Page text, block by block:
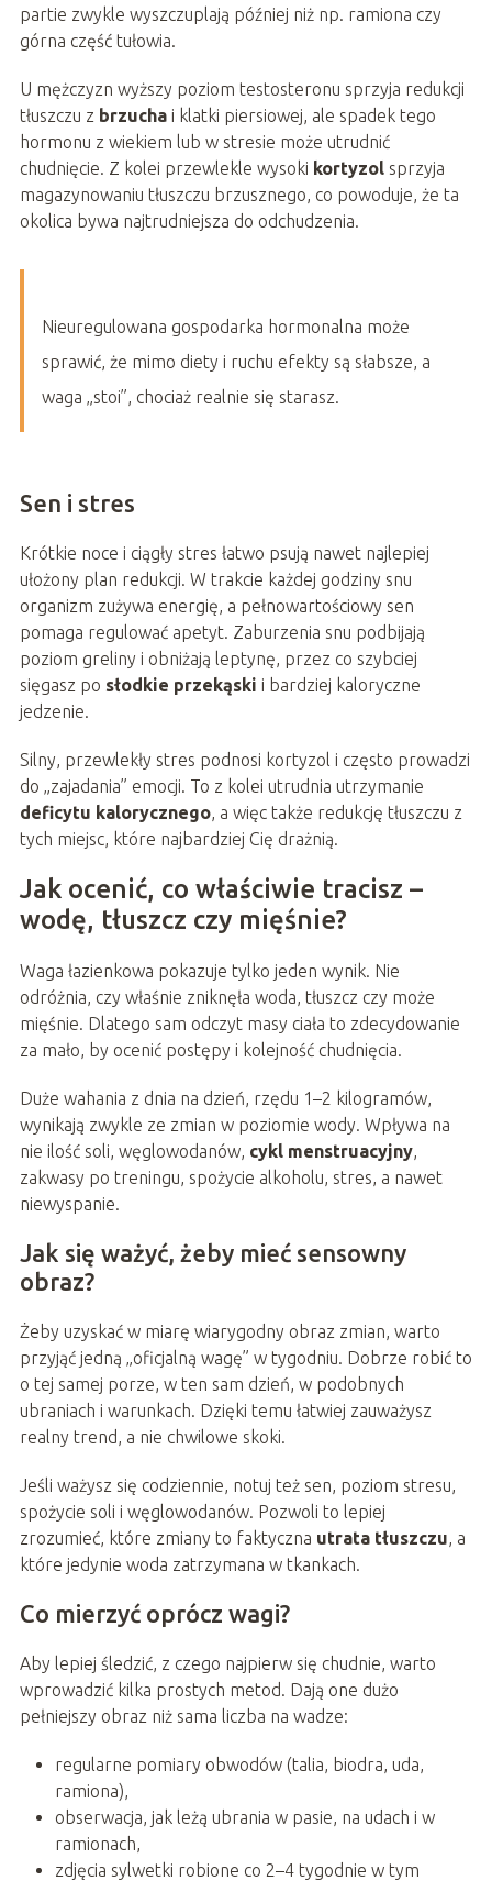
partie zwykle wyszczuplają później niż np. ramiona czy
górna część tułowia.
U mężczyzn wyższy poziom testosteronu sprzyja redukcji
tłuszczu z brzuchai klatki piersiowej, ale spadek tego
hormonu z wiekiem lub w stresie może utrudnić
chudnięcie. Z kolei przewlekle wysoki kortyzolsprzyja
magazynowaniu tłuszczu brzusznego, co powoduje, że ta
okolica bywa najtrudniejsza do odchudzenia.
Nieuregulowana gospodarka hormonalna może
sprawić, że mimo diety i ruchu efekty są słabsze, a
waga „stoi”, chociaż realnie się starasz.
Sen i stres
Krótkie noce i ciągły stres łatwo psują nawet najlepiej
ułożony plan redukcji. W trakcie każdej godziny snu
organizm zużywa energię, a pełnowartościowy sen
pomaga regulować apetyt. Zaburzenia snu podbijają
poziom greliny i obniżają leptynę, przez co szybciej
sięgasz po słodkie przekąski i bardziej kaloryczne
jedzenie.
Silny, przewlekły stres podnosi kortyzol i często prowadzi
do „zajadania” emocji. To z kolei utrudnia utrzymanie
deficytu kalorycznego, a więc także redukcję tłuszczu z
tych miejsc, które najbardziej Cię drażnią.
Jak ocenić, co właściwie tracisz –
wodę, tłuszcz czy mięśnie?
Waga łazienkowa pokazuje tylko jeden wynik. Nie
odróżnia, czy właśnie zniknęła woda, tłuszcz czy może
mięśnie. Dlatego sam odczyt masy ciała to zdecydowanie
za mało, by ocenić postępy i kolejność chudnięcia.
Duże wahania z dnia na dzień, rzędu 1–2 kilogramów,
wynikają zwykle ze zmian w poziomie wody. Wpływa na
nie ilość soli, węglowodanów, cykl menstruacyjny,
zakwasy po treningu, spożycie alkoholu, stres, a nawet
niewyspanie.
Jak się ważyć, żeby mieć sensowny
obraz?
Żeby uzyskać w miarę wiarygodny obraz zmian, warto
przyjąć jedną „oficjalną wagę” w tygodniu. Dobrze robić to
o tej samej porze, w ten sam dzień, w podobnych
ubraniach i warunkach. Dzięki temu łatwiej zauważysz
realny trend, a nie chwilowe skoki.
Jeśli ważysz się codziennie, notuj też sen, poziom stresu,
spożycie soli i węglowodanów. Pozwoli to lepiej
zrozumieć, które zmiany to faktyczna utrata tłuszczu, a
które jedynie woda zatrzymana w tkankach.
Co mierzyć oprócz wagi?
Aby lepiej śledzić, z czego najpierw się chudnie, warto
wprowadzić kilka prostych metod. Dają one dużo
pełniejszy obraz niż sama liczba na wadze:
regularne pomiary obwodów (talia, biodra, uda,
ramiona),
obserwacja, jak leżą ubrania w pasie, na udach i w
ramionach,
zdjęcia sylwetki robione co 2–4 tygodnie w tym